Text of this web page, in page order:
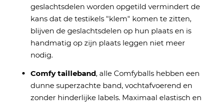
geslachtsdelen worden opgetild vermindert de
kans dat de testikels "klem" komen te zitten,
blijven de geslachtsdelen op hun plaats en is
handmatig op zijn plaats leggen niet meer
nodig.
Comfy tailleband, alle Comfyballs hebben een
dunne superzachte band, vochtafvoerend en
zonder hinderlijke labels. Maximaal elastisch en